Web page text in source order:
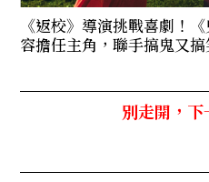
《返校》導演挑戰喜劇！
容擔任主角，聯手搞鬼又
別走開，